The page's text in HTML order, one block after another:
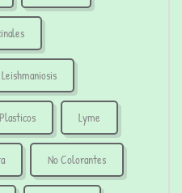
Leishmaniosis
Lyme
No Colorantes